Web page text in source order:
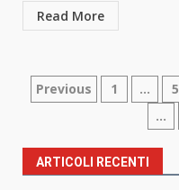
Read More
Paginazione
articoli
Previous 1 … 5
…
ARTICOLI RECENTI